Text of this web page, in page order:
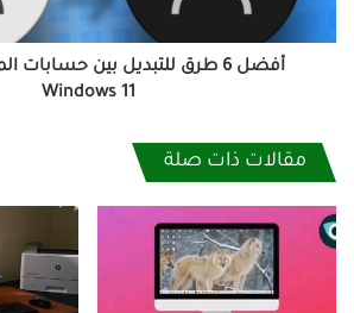
Windows
أفضل 6 طرق للتبديل بين
Windows 11
مقالات ذات صلة